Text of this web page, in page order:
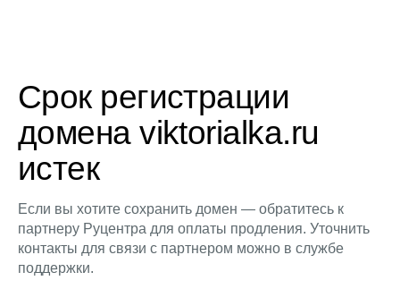
Срок регистрации
домена viktorialka.ru
истек
Если вы хотите сохранить домен — обратитесь к
партнеру Руцентра для оплаты продления. Уточнить
контакты для связи с партнером можно в службе
поддержки.